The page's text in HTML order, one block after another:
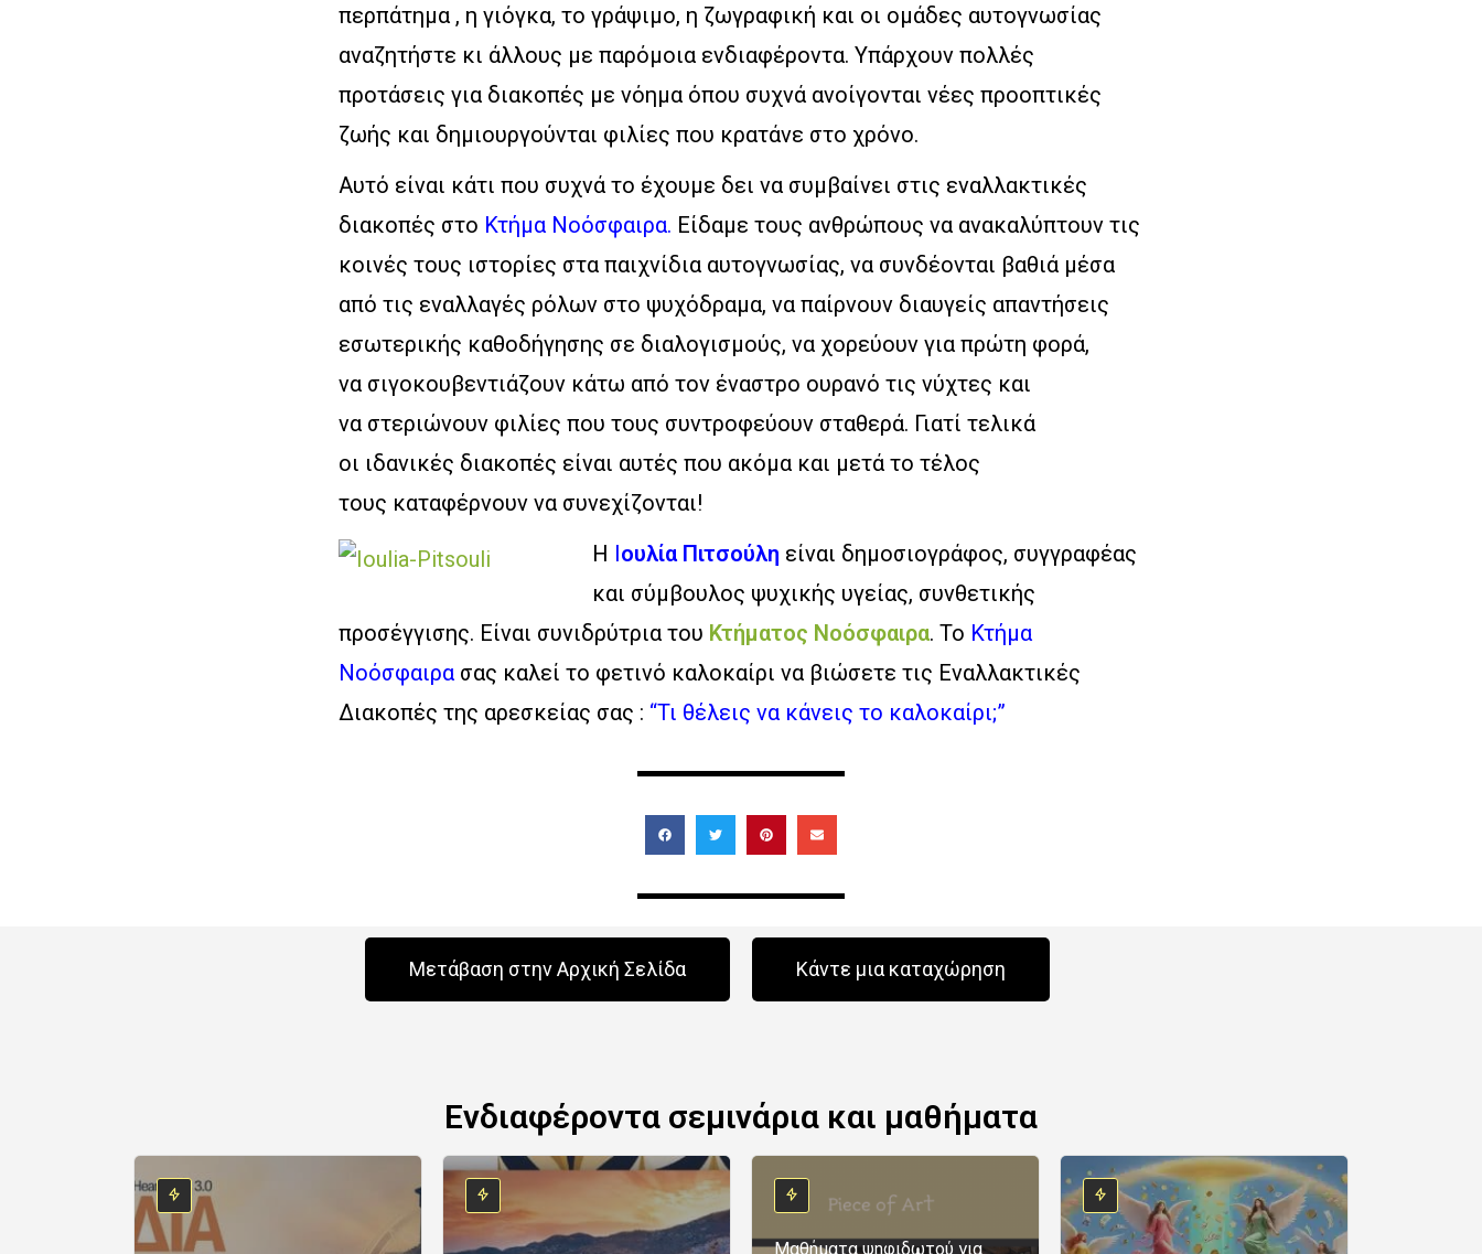
περπάτημα , η γιόγκα, το γράψιμο, η ζωγραφική και οι ομάδες αυτογνωσίας
αναζητήστε κι άλλους με παρόμοια ενδιαφέροντα. Υπάρχουν πολλές
προτάσεις για διακοπές με νόημα όπου συχνά ανοίγονται νέες προοπτικές
ζωής και δημιουργούνται φιλίες που κρατάνε στο χρόνο.
Αυτό είναι κάτι που συχνά το έχουμε δει να συμβαίνει στις εναλλακτικές
διακοπές στο Κτήμα Νοόσφαιρα. Είδαμε τους ανθρώπους να ανακαλύπτουν τις
κοινές τους ιστορίες στα παιχνίδια αυτογνωσίας, να συνδέονται βαθιά μέσα
από τις εναλλαγές ρόλων στο ψυχόδραμα, να παίρνουν διαυγείς απαντήσεις
εσωτερικής καθοδήγησης σε διαλογισμούς, να χορεύουν για πρώτη φορά,
να σιγοκουβεντιάζουν κάτω από τον έναστρο ουρανό τις νύχτες και
να στεριώνουν φιλίες που τους συντροφεύουν σταθερά. Γιατί τελικά
οι ιδανικές διακοπές είναι αυτές που ακόμα και μετά το τέλος
τους καταφέρνουν να συνεχίζονται!
Η Ιουλία Πιτσούλη είναι δημοσιογράφος, συγγραφέας
και σύμβουλος ψυχικής υγείας, συνθετικής
προσέγγισης. Είναι συνιδρύτρια του Κτήματος Νοόσφαιρα. Το Κτήμα
Νοόσφαιρα σας καλεί το φετινό καλοκαίρι να βιώσετε τις Εναλλακτικές
Διακοπές της αρεσκείας σας : “Τι θέλεις να κάνεις το καλοκαίρι;”
Μετάβαση στην Αρχική Σελίδα Κάντε μια καταχώρηση
Ενδιαφέροντα σεμινάρια και μαθήματα
Μαθήματα ψηφιδωτού για